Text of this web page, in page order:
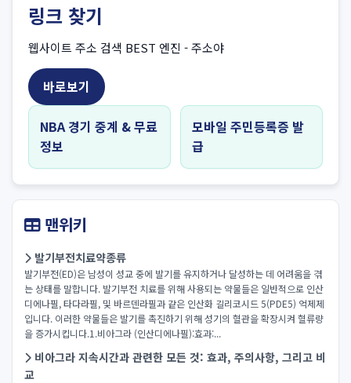
링크 찾기
웹사이트 주소 검색 BEST 엔진 - 주소야
바로보기
NBA 경기 중계 & 무료
정보
모바일 주민등록증 발
급
맨위키
발기부전치료약종류
발기부전(ED)은 남성이 성교 중에 발기를 유지하거나 달성하는 데 어려움을 겪
는 상태를 말합니다. 발기부전 치료를 위해 사용되는 약물들은 일반적으로 인산
디에나필, 타다라필, 및 바르덴라필과 같은 인산화 길리코시드 5(PDE5) 억제제
입니다. 이러한 약물들은 발기를 촉진하기 위해 성기의 혈관을 확장시켜 혈류량
을 증가시킵니다.1.비아그라 (인산디에나필):효과:...
비아그라 지속시간과 관련한 모든 것: 효과, 주의사항, 그리고 비
교